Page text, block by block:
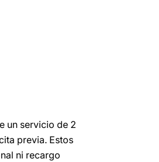
un servicio de 2
previa. Estos
ni recargo